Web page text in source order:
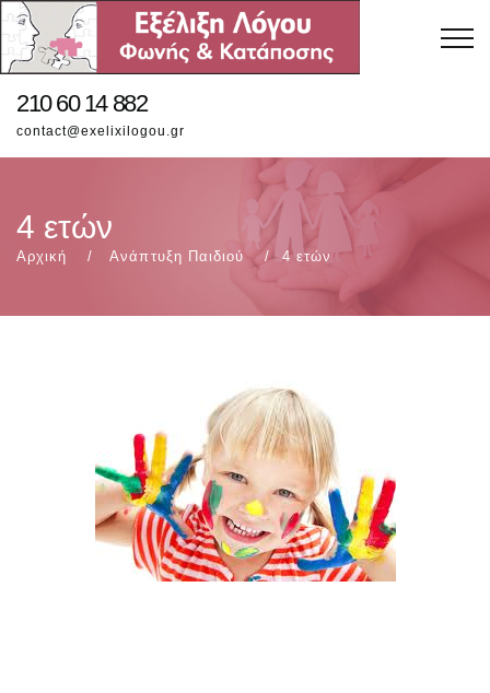
210 60 14 882
contact@exelixilogou.gr
4 ετών
Αρχική Ανάπτυξη Παιδιού 4 ετών